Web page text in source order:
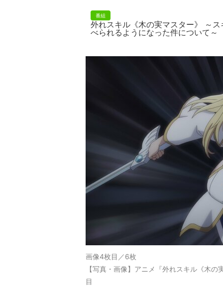
外れスキル《木の実マスター》 ～
べられるようになった件について～
画像4枚目／6枚
【写真・画像】アニメ『外れスキル《木
目